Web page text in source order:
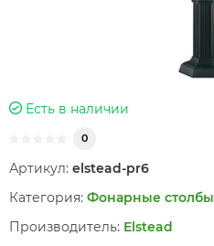
Есть в наличии
0
Артикул: elstead-pr6
Категория: Фонарные столбы
Производитель: Elstead